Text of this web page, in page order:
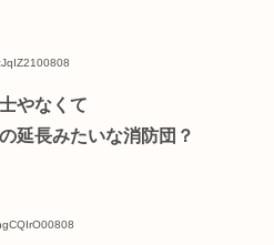
やなくて
延長みたいな消防団？